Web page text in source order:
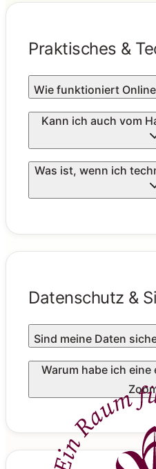
Praktisches &
Wie funktioniert
Kann ich auch vom
Was ist, wenn ich
Datenschutz &
Sind meine Daten
Warum habe ich